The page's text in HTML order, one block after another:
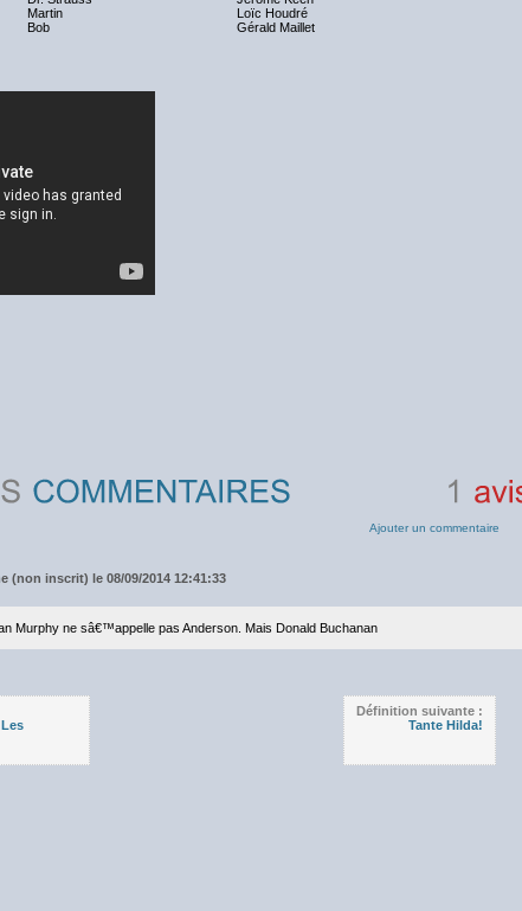
Martin
Loïc Houdré
Bob Gérald Maillet
Ajouter un commentaire
(non inscrit) le 08/09/2014 12:41:33
Murphy ne sâ€™appelle pas Anderson. Mais Donald Buchanan
Définition suivante :
Tante Hilda!